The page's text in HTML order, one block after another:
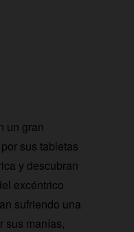
un gran
sus tabletas
y descubran
excéntrico
sufriendo una
sus manías,